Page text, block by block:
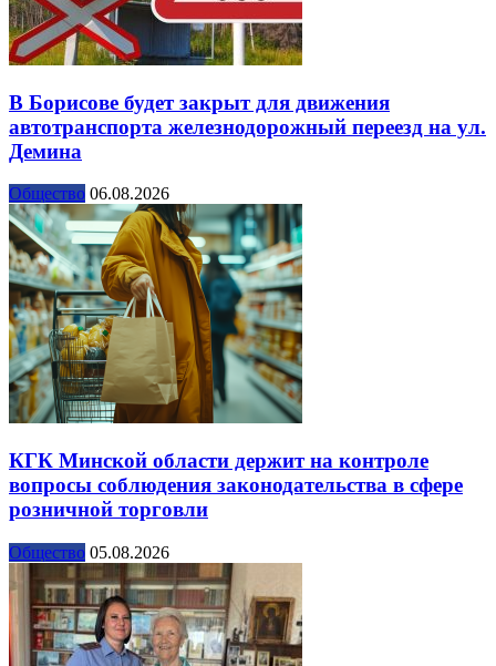
В Борисове будет закрыт для движения
автотранспорта железнодорожный переезд на ул.
Демина
Общество 06.08.2026
КГК Минской области держит на контроле
вопросы соблюдения законодательства в сфере
розничной торговли
Общество 05.08.2026